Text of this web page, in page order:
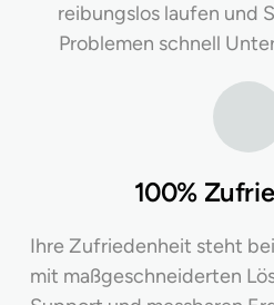
reibungslos laufen und
Problemen schnell
100%
Ihre Zufriedenheit steht
mit maßgeschneiderten